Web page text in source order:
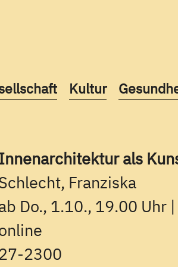
des folgenden
Kurse des
Kultur Kurse
als
Franziska
Do., 1.10., 19.00 Uhr
27-2300